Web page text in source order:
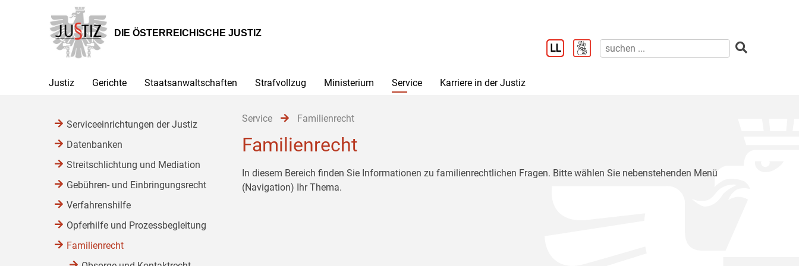
Hauptnavigation
[1]
Inhalt
[2]
Untermenü
[3]
DIE ÖSTERREICHISCHE JUSTIZ
Justiz Gerichte Staatsanwaltschaften Strafvollzug Ministerium Service Karriere in der Justiz
Service Familienrecht
Familienrecht
In diesem Bereich finden Sie Informationen zu familienrechtlichen Fragen. Bitte wählen Sie nebenstehenden Menü
(Navigation) Ihr Thema.
Serviceeinrichtungen der Justiz
Datenbanken
Streitschlichtung und Mediation
Gebühren- und Einbringungsrecht
Verfahrenshilfe
Opferhilfe und Prozessbegleitung
Familienrecht